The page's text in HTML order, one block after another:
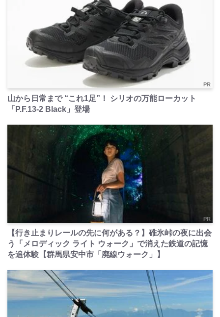
PR
山から日常まで “これ1足”！ シリオの万能ローカット
「P.F.13-2 Black」登場
PR
【行き止まりレールの先に何がある？】碓氷峠の夜に出会
う「メロディック ライト ウォーク」で消えた鉄道の記憶
を追体験【群馬県安中市「廃線ウォーク」】